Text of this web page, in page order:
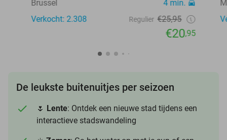
Brussel
4 min.
Verkocht: 2.308
Regulier €25,95
€20,95
De leukste buitenuitjes per seizoen
🌷 Lente: Ontdek een nieuwe stad tijdens een
interactieve stadswandeling